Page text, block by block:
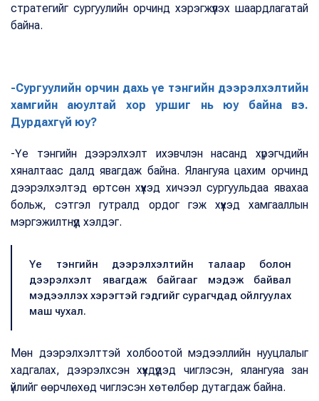
стратегийг сургуулийн орчинд хэрэгжүүлэх шаардлагатай
байна.
-Сургуулийн орчин дахь үе тэнгийн дээрэлхэлтийн
хамгийн аюултай хор уршиг нь юу байна вэ.
Дурдахгүй юу?
-Үе тэнгийн дээрэлхэлт ихэвчлэн насанд хүрэгчдийн
хяналтаас далд явагдаж байна. Ялангуяа цахим орчинд
дээрэлхэлтэд өртсөн хүүхэд хичээл сургуульдаа явахаа
больж, сэтгэл гутралд ордог гэж хүүхэд хамгааллын
мэргэжилтнүүд хэлдэг.
Үе тэнгийн дээрэлхэлтийн талаар болон
дээрэлхэлт явагдаж байгааг мэдэж байвал
мэдээллэх хэрэгтэй гэдгийг сурагчдад ойлгуулах
маш чухал.
Мөн дээрэлхэлттэй холбоотой мэдээллийн нууцлалыг
хадгалах, дээрэлхсэн хүүхдүүдэд чиглэсэн, ялангуяа зан
үйлийг өөрчлөхөд чиглэсэн хөтөлбөр дутагдаж байна.